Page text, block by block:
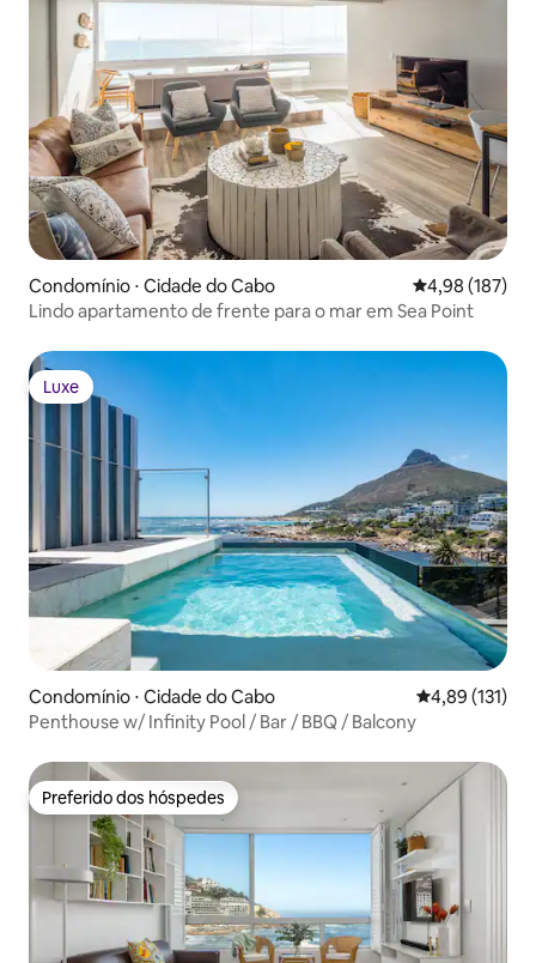
Condomínio ⋅ Cidade do Cabo 4,98 de uma
4,98 (187)
Lindo apartamento de frente para o mar em Sea Point
Luxe
Luxe
Condomínio ⋅ Cidade do Cabo 4,89 de uma
4,89 (131)
Penthouse w/ Infinity Pool / Bar / BBQ / Balcony
Preferido dos hóspedes
Preferido dos hóspedes